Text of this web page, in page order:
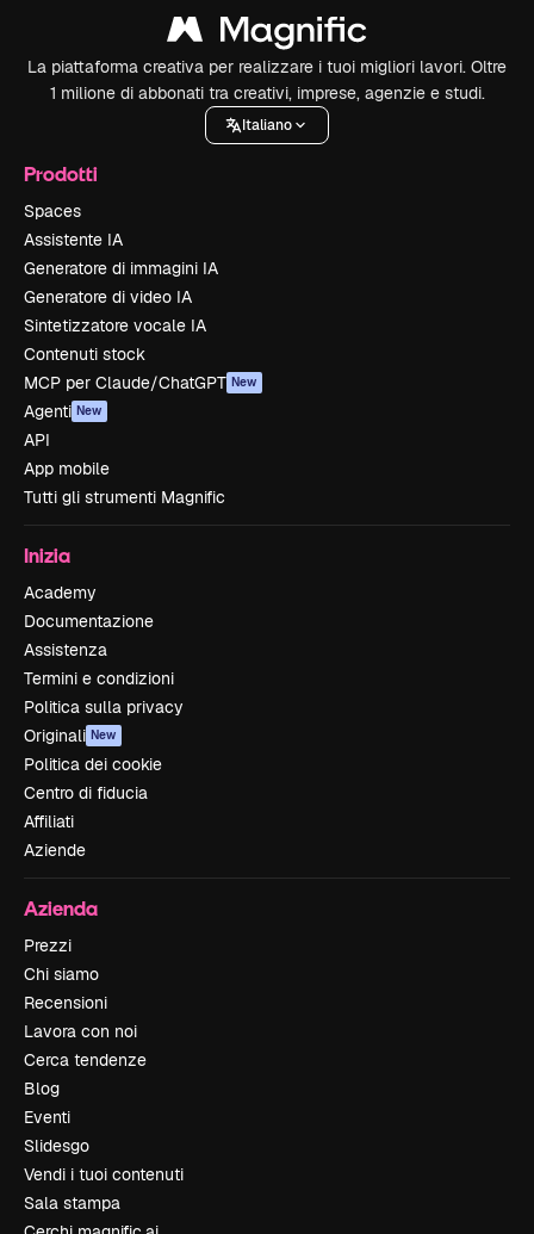
La piattaforma creativa per realizzare i tuoi migliori lavori. Oltre
1 milione di abbonati tra creativi, imprese, agenzie e studi.
Italiano
Prodotti
Spaces
Assistente IA
Generatore di immagini IA
Generatore di video IA
Sintetizzatore vocale IA
Contenuti stock
MCP per Claude/ChatGPT New
Agenti New
API
App mobile
Tutti gli strumenti Magnific
Inizia
Academy
Documentazione
Assistenza
Termini e condizioni
Politica sulla privacy
Originali New
Politica dei cookie
Centro di fiducia
Affiliati
Aziende
Azienda
Prezzi
Chi siamo
Recensioni
Lavora con noi
Cerca tendenze
Blog
Eventi
Slidesgo
Vendi i tuoi contenuti
Sala stampa